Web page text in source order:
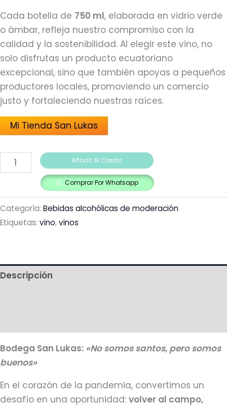
Cada botella de 750 ml, elaborada en vidrio verde
o ámbar, refleja nuestro compromiso con la
calidad y la sostenibilidad. Al elegir este vino, no
solo disfrutas un producto ecuatoriano
excepcional, sino que también apoyas a pequeños
productores locales, promoviendo un comercio
justo y fortaleciendo nuestras raíces.
Mi Tienda San Lukas
Añadir Al Carrito
Comprar Por Whatsapp
Categoría: Bebidas alcohólicas de moderación
Etiquetas: vino,vinos
Descripción
Bodega San Lukas: «No somos santos, pero somos
buenos»
En el corazón de la pandemia, convertimos un
desafío en una oportunidad: volver al campo,